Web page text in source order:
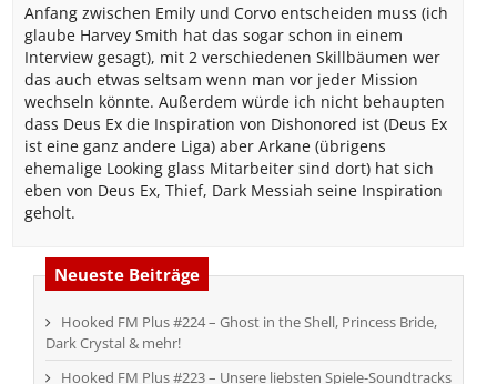
Anfang zwischen Emily und Corvo entscheiden muss (ich
glaube Harvey Smith hat das sogar schon in einem
Interview gesagt), mit 2 verschiedenen Skillbäumen wer
das auch etwas seltsam wenn man vor jeder Mission
wechseln könnte. Außerdem würde ich nicht behaupten
dass Deus Ex die Inspiration von Dishonored ist (Deus Ex
ist eine ganz andere Liga) aber Arkane (übrigens
ehemalige Looking glass Mitarbeiter sind dort) hat sich
eben von Deus Ex, Thief, Dark Messiah seine Inspiration
geholt.
Neueste Beiträge
Hooked FM Plus #224 – Ghost in the Shell, Princess Bride,
Dark Crystal & mehr!
Hooked FM Plus #223 – Unsere liebsten Spiele-Soundtracks